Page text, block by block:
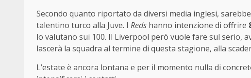
Secondo quanto riportato da diversi media inglesi,
talentino turco alla Juve. I Reds hanno intenzione di offrire
lo valutano sui 100. Il Liverpool però vuole fare sul serio,
lascerà la squadra al termine di questa stagione, alla
L’estate è ancora lontana e per il momento nulla di